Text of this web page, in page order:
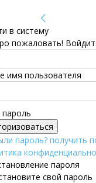
в систему
пожаловать!
имя пользователя
пароль? получить
пароля
свой пароль